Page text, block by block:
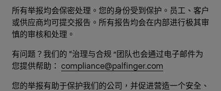
所有举报均会保密处理。您的身份受到保护。员工、客户
或供应商均可提交报告。所有报告均会在内部进行极其审
慎的审核和处理。
有问题？我们的 “治理与合规 ”团队也会通过电子邮件为
您提供帮助： compliance@palfinger.com
您的举报有助于保护我们的公司，并促进营造一个安全、